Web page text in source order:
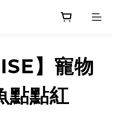
】寵物
點點紅